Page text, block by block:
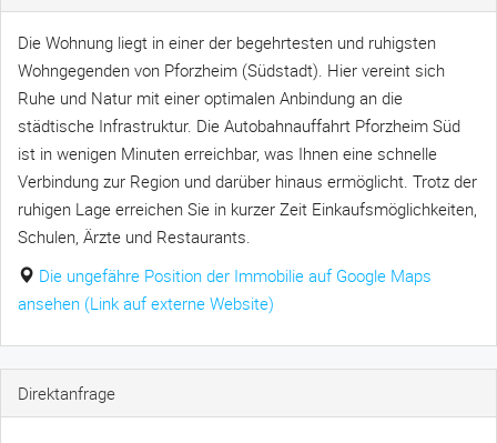
Die Wohnung liegt in einer der begehrtesten und ruhigsten
Wohngegenden von Pforzheim (Südstadt). Hier vereint sich
Ruhe und Natur mit einer optimalen Anbindung an die
städtische Infrastruktur. Die Autobahnauffahrt Pforzheim Süd
ist in wenigen Minuten erreichbar, was Ihnen eine schnelle
Verbindung zur Region und darüber hinaus ermöglicht. Trotz der
ruhigen Lage erreichen Sie in kurzer Zeit Einkaufsmöglichkeiten,
Schulen, Ärzte und Restaurants.
Die ungefähre Position der Immobilie auf Google Maps
ansehen (Link auf externe Website)
Direktanfrage